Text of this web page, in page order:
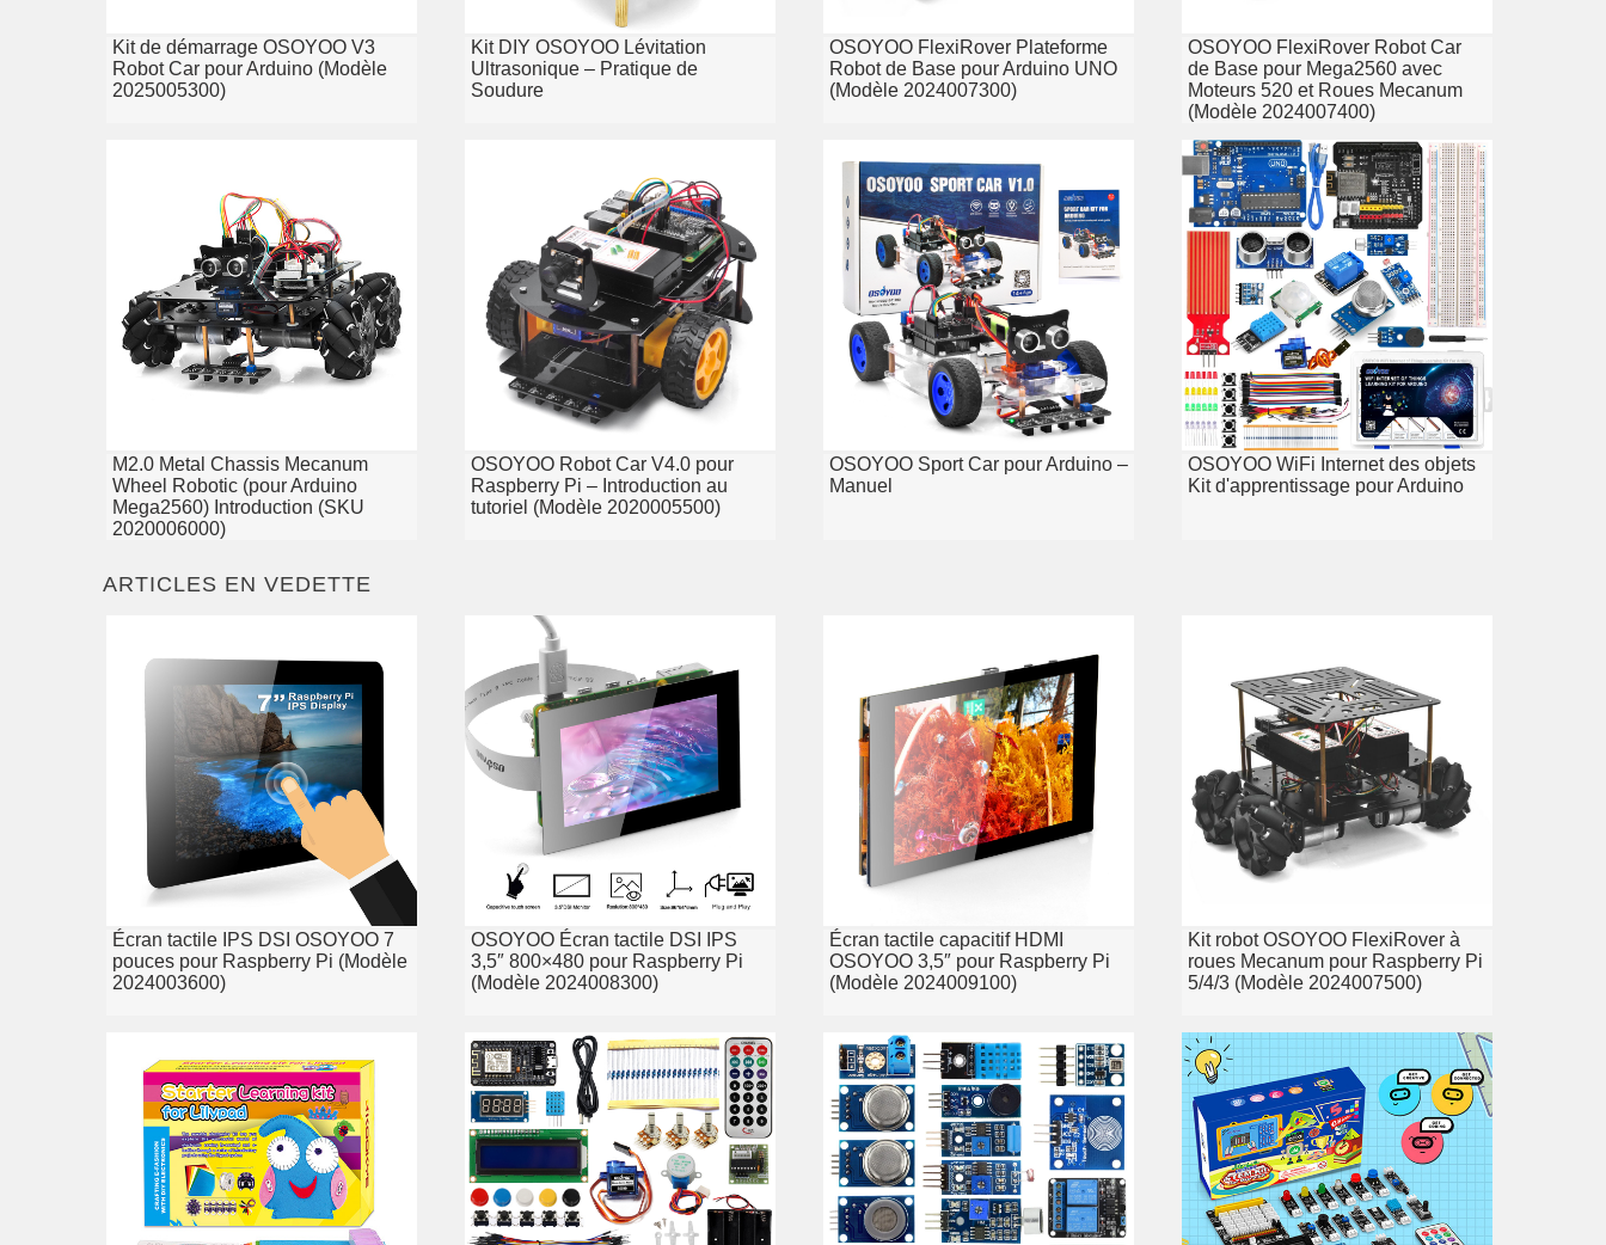
Kit de démarrage OSOYOO V3
Robot Car pour Arduino (Modèle
2025005300)
Kit DIY OSOYOO Lévitation
Ultrasonique – Pratique de
Soudure
OSOYOO FlexiRover Plateforme
Robot de Base pour Arduino UNO
(Modèle 2024007300)
OSOYOO FlexiRover Robot Car
de Base pour Mega2560 avec
Moteurs 520 et Roues Mecanum
(Modèle 2024007400)
M2.0 Metal Chassis Mecanum
Wheel Robotic (pour Arduino
Mega2560) Introduction (SKU
2020006000)
OSOYOO Robot Car V4.0 pour
Raspberry Pi – Introduction au
tutoriel (Modèle 2020005500)
OSOYOO Sport Car pour Arduino –
Manuel
OSOYOO WiFi Internet des objets
Kit d'apprentissage pour Arduino
ARTICLES EN VEDETTE
Écran tactile IPS DSI OSOYOO 7
pouces pour Raspberry Pi (Modèle
2024003600)
OSOYOO Écran tactile DSI IPS
3,5″ 800×480 pour Raspberry Pi
(Modèle 2024008300)
Écran tactile capacitif HDMI
OSOYOO 3,5″ pour Raspberry Pi
(Modèle 2024009100)
Kit robot OSOYOO FlexiRover à
roues Mecanum pour Raspberry Pi
5/4/3 (Modèle 2024007500)